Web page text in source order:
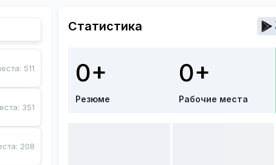
: 511
: 351
: 208
Статистика
0+
Резюме
0+
Рабочие места